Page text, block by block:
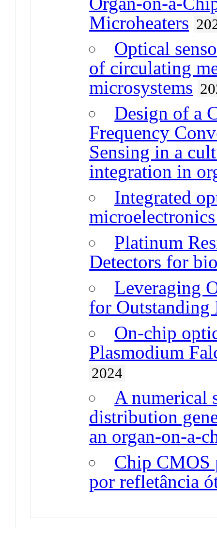
Microheaters
Optical
of circulating
microsystems
Design of a
Frequency
Sensing in a
integration in
Integrated
Platinum
Detectors for
Leveraging
for Outstanding
On-chip
Plasmodium
2024
A numerical
distribution
an organ-on-a-
Chip CMOS
por refletância